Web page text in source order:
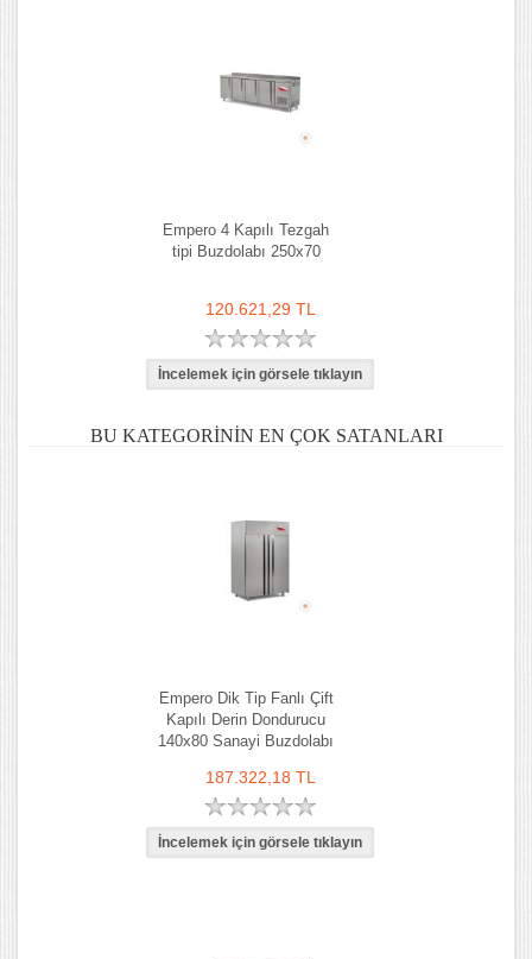
Empero 4 Kapılı Tezgah
tipi Buzdolabı 250x70
120.621,29 TL
BU KATEGORININ EN ÇOK SATANLARI
Empero Dik Tip Fanlı Çift
Kapılı Derin Dondurucu
140x80 Sanayi Buzdolabı
187.322,18 TL